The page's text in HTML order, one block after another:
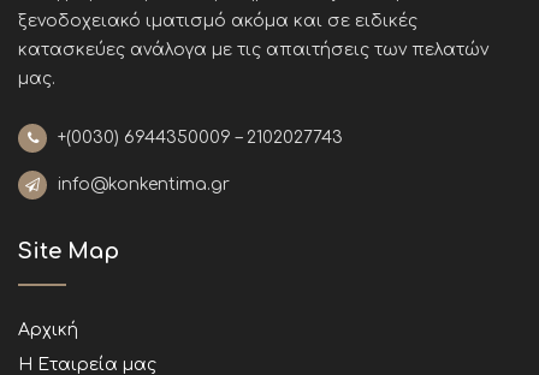
ξενοδοχειακό ιματισμό ακόμα και σε ειδικές
κατασκεύες ανάλογα με τις απαιτήσεις των πελατών
μας.
+(0030) 6944350009 – 2102027743
info@konkentima.gr
Site Map
Αρχική
Η Εταιρεία μας